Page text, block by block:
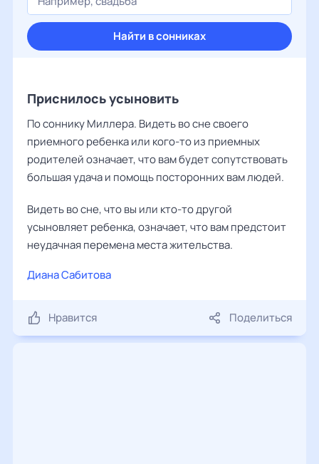
Найти в сонниках
Приснилось усыновить
По соннику Миллера. Видеть во сне своего
приемного ребенка или кого-то из приемных
родителей означает, что вам будет сопутствовать
большая удача и помощь посторонних вам людей.
Видеть во сне, что вы или кто-то другой
усыновляет ребенка, означает, что вам предстоит
неудачная перемена места жительства.
Диана Сабитова
Нравится Поделиться